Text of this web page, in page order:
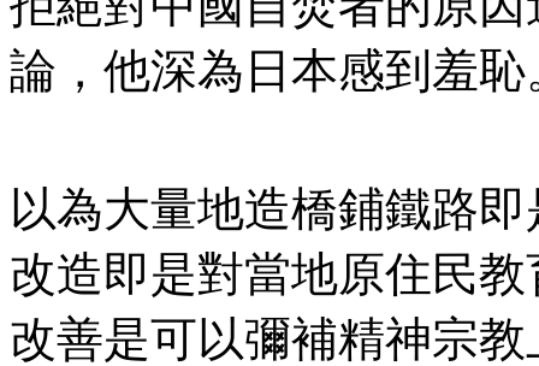
論，他深為日本感到羞恥
以為大量地造橋鋪鐵路
改造即是對當地原住民
改善是可以彌補精神宗